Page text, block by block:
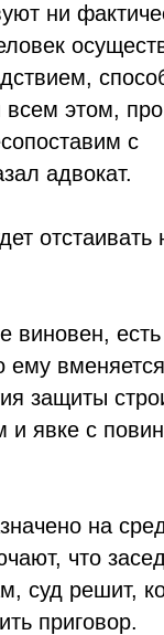
ни
этом,
с
адвокат.
отстаивать
виновен, есть
ему
защиты
и явке с
на
что
суд решит,
приговор.